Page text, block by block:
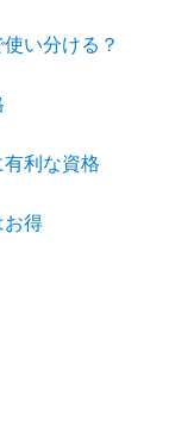
い分ける？
利な資格
お得